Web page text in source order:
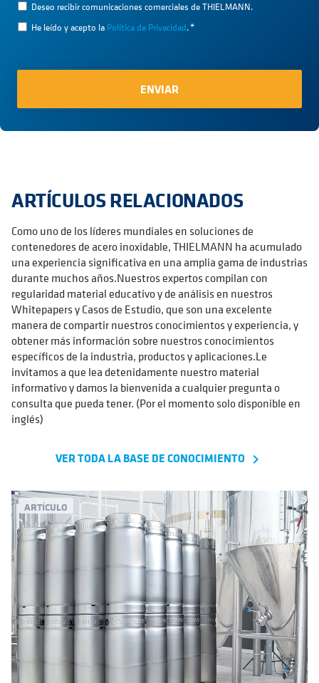
Deseo recibir comunicaciones comerciales de THIELMANN.
He leído y acepto la Política de Privacidad.*
ARTÍCULOS RELACIONADOS
Como uno de los líderes mundiales en soluciones de
contenedores de acero inoxidable, THIELMANN ha acumulado
una experiencia significativa en una amplia gama de industrias
durante muchos años.Nuestros expertos compilan con
regularidad material educativo y de análisis en nuestros
Whitepapers y Casos de Estudio, que son una excelente
manera de compartir nuestros conocimientos y experiencia, y
obtener más información sobre nuestros conocimientos
específicos de la industria, productos y aplicaciones.Le
invitamos a que lea detenidamente nuestro material
informativo y damos la bienvenida a cualquier pregunta o
consulta que pueda tener. (Por el momento solo disponible en
inglés)
VER TODA LA BASE DE CONOCIMIENTO navigate_next
ARTÍCULO